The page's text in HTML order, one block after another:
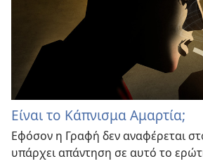
Είναι το Κάπνισμα Αμαρτία;
Εφόσον η Γραφή δεν αναφέρεται
υπάρχει απάντηση σε αυτό το